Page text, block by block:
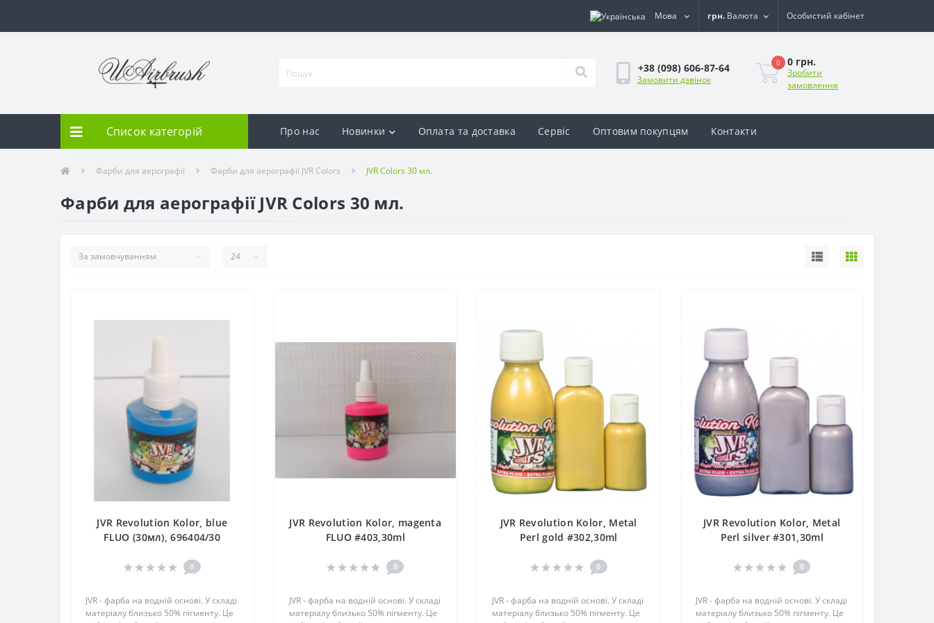
Мова грн. Валюта Особистий кабінет
+38 (098) 606-87-64
Замовити дзвінок
0 0 грн.
Зробити
замовлення
Список категорій Про нас Новинки Оплата та доставка Сервіс Оптовим покупцям Контакти
Фарби для аерографії Фарби для аерографії JVR Colors JVR Colors 30 мл.
Фарби для аерографії JVR Colors 30 мл.
JVR Revolution Kolor, blue
FLUO (30мл), 696404/30
0
JVR - фарба на водній основі. У складі
матеріалу близько 50% пігменту. Це
JVR Revolution Kolor, magenta
FLUO #403,30ml
0
JVR - фарба на водній основі. У складі
матеріалу близько 50% пігменту. Це
JVR Revolution Kolor, Metal
Perl gold #302,30ml
0
JVR - фарба на водній основі. У складі
матеріалу близько 50% пігменту. Це
JVR Revolution Kolor, Metal
Perl silver #301,30ml
0
JVR - фарба на водній основі. У складі
матеріалу близько 50% пігменту. Це